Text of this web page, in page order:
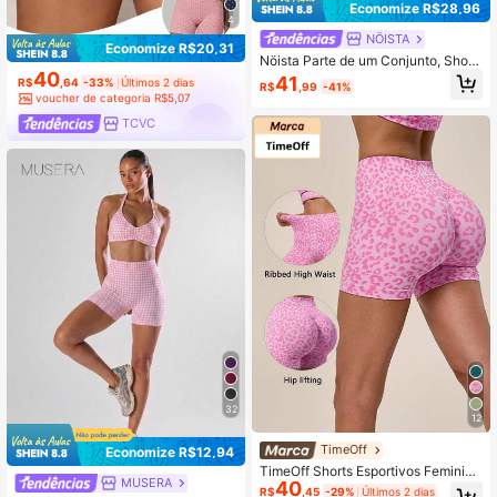
4
Economize R$20,31
R$40,64 -33% Últimos 2 dias
voucher de categoria R$5,07
TCVC
32
Economize R$12,94
MUSERA
Economize R$28,96
NÖISTA
Nöista Parte de um Conjunto, Short
s Esportivos com Estampa de Grand
es Bolinhas nas Cores Azul e Lilás,
R$41 ,99 -41%
12
TimeOff
TimeOff Shorts Esportivos Feminino
1 Peça com Estampa de Onça, Sem
R$40 ,45 -29% Últimos 2 dias